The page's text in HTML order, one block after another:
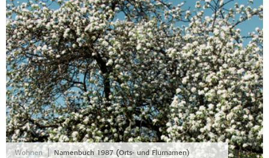
Wohnen | Namenbuch 1987 (Orts- und Flurnamen)